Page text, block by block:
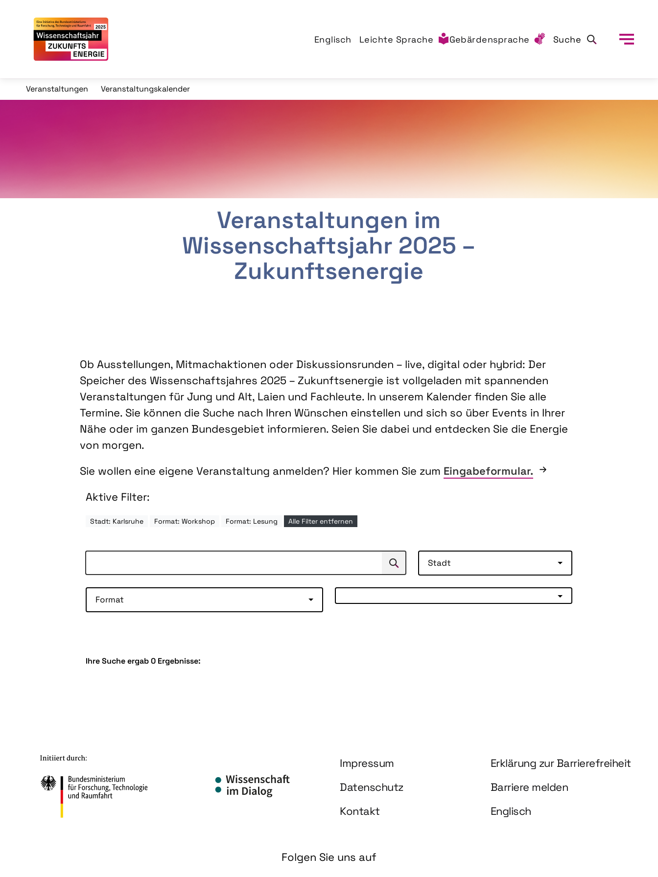
Englisch Leichte Sprache Gebärdensprache Suche
Veranstaltungen Veranstaltungskalender
Veranstaltungen im
Wissenschaftsjahr 2025 –
Zukunftsenergie
Ob Ausstellungen, Mitmachaktionen oder Diskussionsrunden – live, digital oder hybrid: Der
Speicher des Wissenschaftsjahres 2025 – Zukunftsenergie ist vollgeladen mit spannenden
Veranstaltungen für Jung und Alt, Laien und Fachleute. In unserem Kalender finden Sie alle
Termine. Sie können die Suche nach Ihren Wünschen einstellen und sich so über Events in Ihrer
Nähe oder im ganzen Bundesgebiet informieren. Seien Sie dabei und entdecken Sie die Energie
von morgen.
Sie wollen eine eigene Veranstaltung anmelden? Hier kommen Sie zum Eingabeformular.
Aktive Filter:
Stadt: Karlsruhe Format: Workshop Format: Lesung Alle Filter entfernen
Suchen Stadt
Format
Ihre Suche ergab 0 Ergebnisse:
Information und Service
Impressum
Erklärung zur Barrierefreiheit
Datenschutz
Barriere melden
Kontakt
Englisch
Folgen Sie uns auf